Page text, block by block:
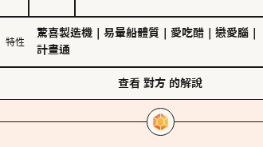
特性
驚喜製造機 易暈船體質 愛吃醋 戀愛腦
計畫通
查看 對方 的解說